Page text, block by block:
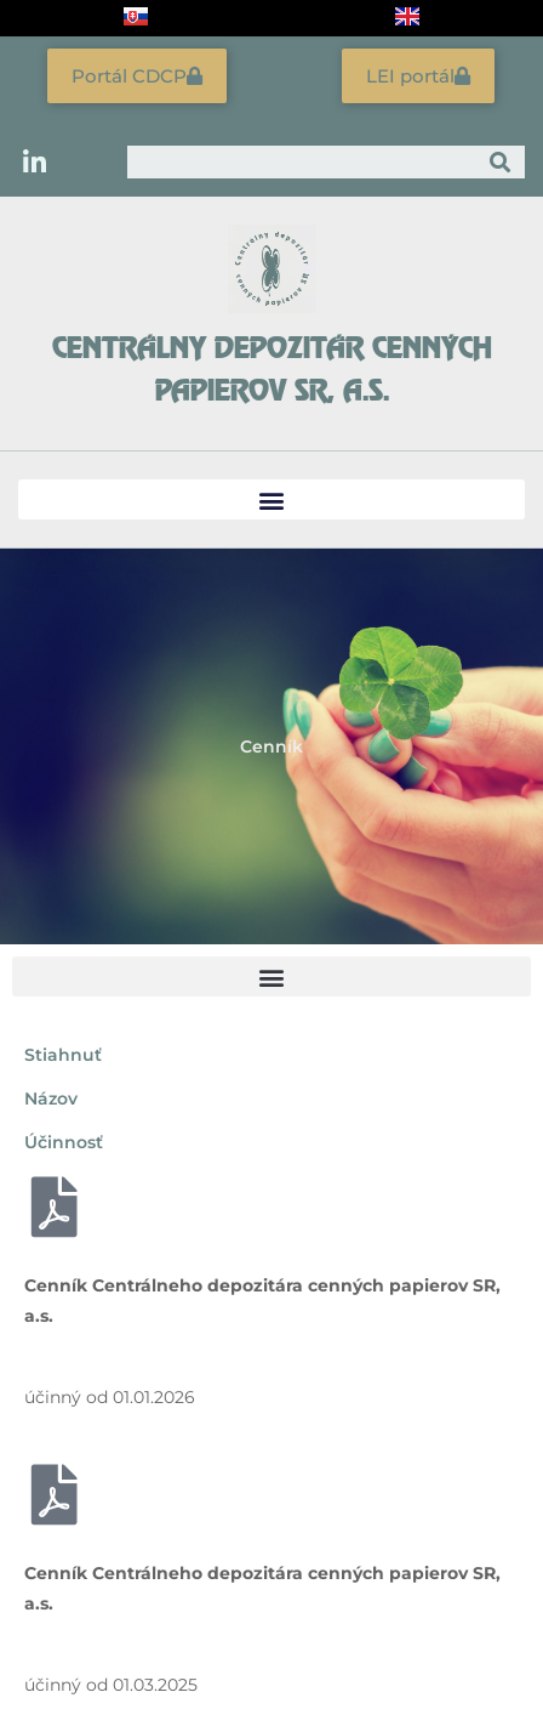
Vyhľadať
LEI portál
Portál CDCP
CENTRÁLNY DEPOZITÁR CENNÝCH
PAPIEROV SR, A.S.
Cenník
Stiahnuť
Názov
Účinnosť
Cenník Centrálneho depozitára cenných papierov SR,
a.s.
účinný od 01.01.2026
Cenník Centrálneho depozitára cenných papierov SR,
a.s.
účinný od 01.03.2025